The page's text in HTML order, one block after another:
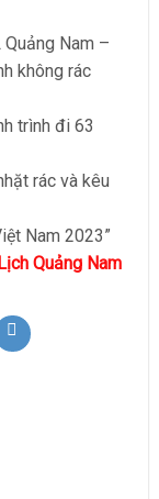
Quảng Nam –
không rác
trình đi 63
rác và kêu
Nam 2023”
Quảng Nam